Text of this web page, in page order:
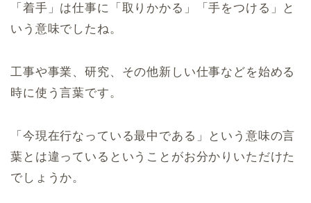
「着手」は仕事に「取りかかる」「手をつける」と
いう意味でしたね。
工事や事業、研究、その他新しい仕事などを始める
時に使う言葉です。
「今現在行なっている最中である」という意味の言
葉とは違っているということがお分かりいただけた
でしょうか。